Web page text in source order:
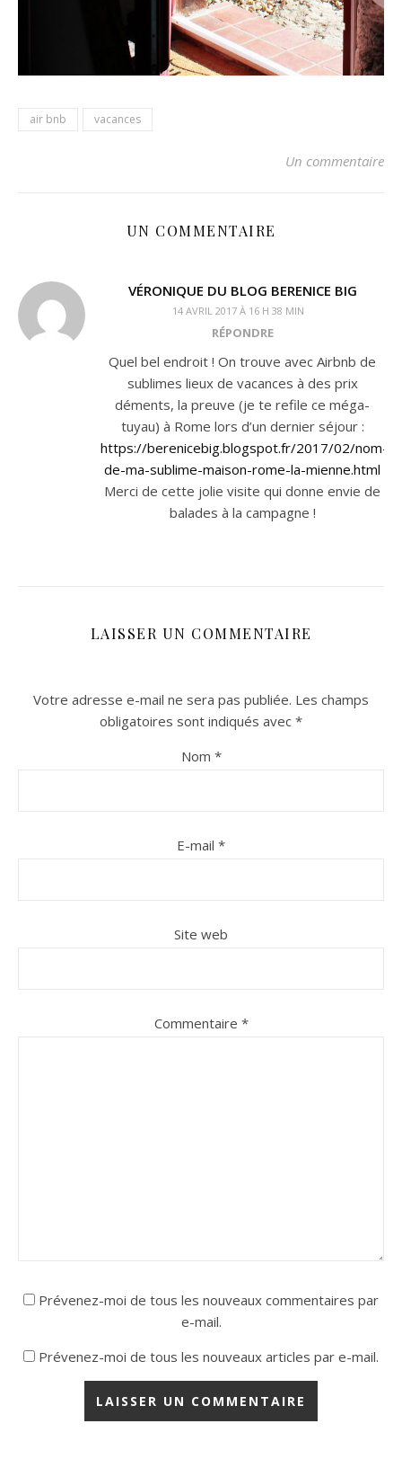
air bnb vacances
Un commentaire
UN COMMENTAIRE
VÉRONIQUE DU BLOG BERENICE BIG
14 AVRIL 2017 À 16 H 38 MIN
RÉPONDRE
Quel bel endroit ! On trouve avec Airbnb de
sublimes lieux de vacances à des prix
déments, la preuve (je te refile ce méga-
tuyau) à Rome lors d’un dernier séjour :
https://berenicebig.blogspot.fr/2017/02/nom-
de-ma-sublime-maison-rome-la-mienne.html
Merci de cette jolie visite qui donne envie de
balades à la campagne !
LAISSER UN COMMENTAIRE
Votre adresse e-mail ne sera pas publiée. Les champs
obligatoires sont indiqués avec *
Nom *
E-mail *
Site web
Commentaire *
Prévenez-moi de tous les nouveaux commentaires par
e-mail.
Prévenez-moi de tous les nouveaux articles par e-mail.